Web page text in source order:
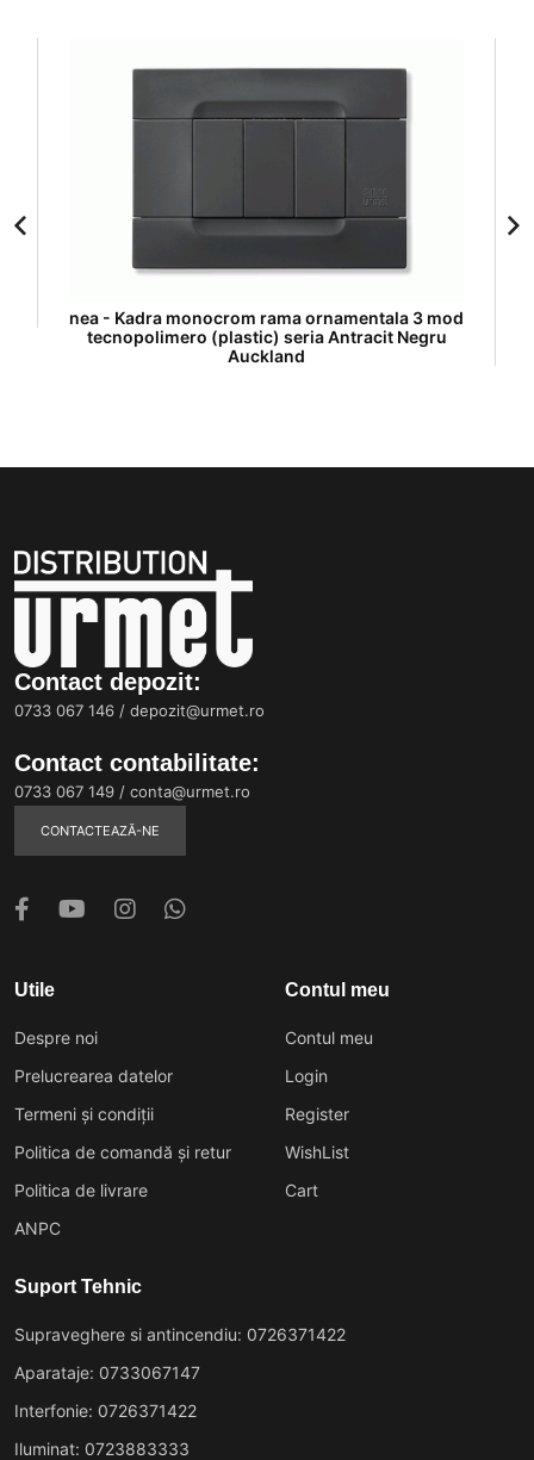
nea - Kadra monocrom rama ornamentala 3 mod
tecnopolimero (plastic) seria Antracit Negru
Auckland
Contact depozit:
0733 067 146 / depozit@urmet.ro
Contact contabilitate:
0733 067 149 / conta@urmet.ro
CONTACTEAZĂ-NE
Utile
Despre noi
Prelucrearea datelor
Termeni și condiții
Politica de comandă și retur
Politica de livrare
ANPC
Contul meu
Contul meu
Login
Register
WishList
Cart
Suport Tehnic
Supraveghere si antincendiu: 0726371422
Aparataje: 0733067147
Interfonie: 0726371422
Iluminat: 0723883333